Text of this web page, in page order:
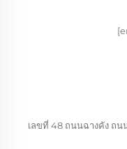
เลขที่ 48 ถนนฉางคัง ถ